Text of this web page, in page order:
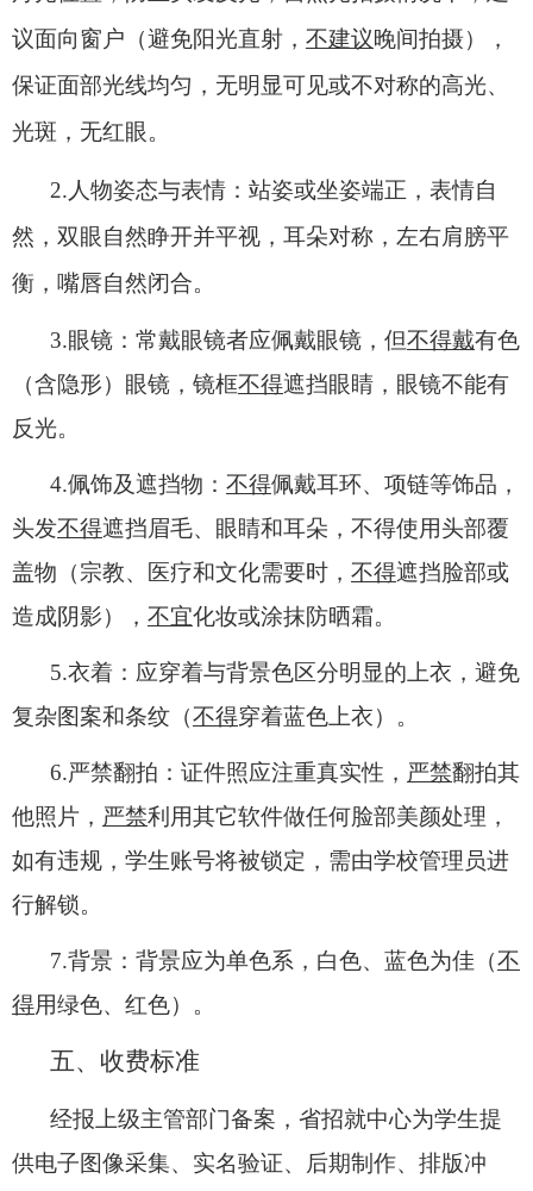
议面向窗户（避免阳光直射， 不建议晚间拍摄），
保证面部光线均匀，无明显可见或不对称的高光、
光斑，无红眼。
2. 人物姿态与表情： 站姿或坐姿端正，表情自
然，双眼自然睁开并平视，耳朵对称，左右肩膀平
衡，嘴唇自然闭合。
3.眼镜： 常戴眼镜者应佩戴眼镜，但不得戴有色
（含隐形）眼镜，镜框不得遮挡眼睛，眼镜不能有
反光。
4.佩饰及遮挡物： 不得佩戴耳环、项链等饰品，
头发不得遮挡眉毛、眼睛和耳朵，不得使用头部覆
盖物（宗教、医疗和文化需要时， 不得遮挡脸部或
造成阴影）， 不宜化妆或涂抹防晒霜。
5.衣着： 应穿着与背景色区分明显的上衣，避免
复杂图案和条纹（不得穿着蓝色上衣）。
6.严禁翻拍： 证件照应注重真实性， 严禁翻拍其
他照片， 严禁利用其它软件做任何脸部美颜处理，
如有违规，学生账号将被锁定，需由学校管理员进
行解锁。
7.背景： 背景应为单色系，白色、蓝色为佳（不
得用绿色、红色）。
五、收费标准
经报上级主管部门备案，省招就中心为学生提
供电子图像采集、实名验证、后期制作、排版冲